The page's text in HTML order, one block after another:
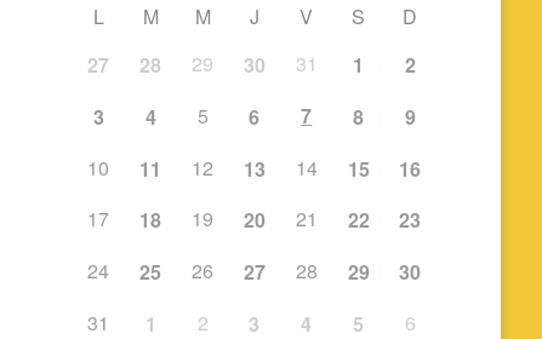
L M M J V S
D
27
28 29 30 31 1
2
3
4 5 6 7 8
9
10
11 12 13 14 15
16
17
18 19 20 21 22
23
24
25 26 27 28 29
30
31
1 2 3 4 5 6